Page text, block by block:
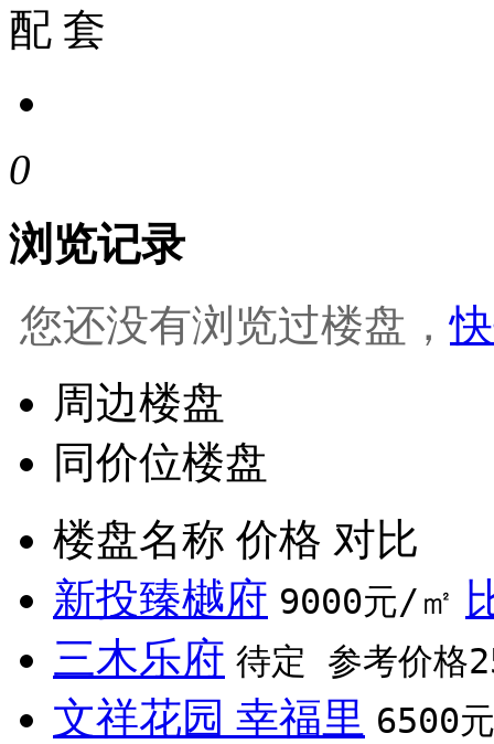
配 套
0
浏览记录
您还没有浏览过楼盘，
周边楼盘
同价位楼盘
楼盘名称 价格 对比
新投臻樾府 9000元/㎡
三木乐府 待定 参考价格
文祥花园 幸福里 6500